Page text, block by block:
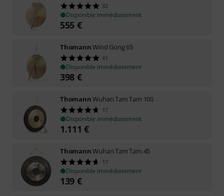
32
Disponible immédiatement
555 €
ThomannWind Gong 65
41
Disponible immédiatement
398 €
ThomannWuhan Tam Tam 100
17
Disponible immédiatement
1.111 €
ThomannWuhan Tam Tam 45
17
Disponible immédiatement
139 €